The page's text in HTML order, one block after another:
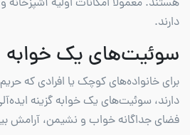
هستند. معمولاً امکانات اولیه
دارند.
سوئیت‌های یک خوابه
برای خانواده‌های کوچک یا افرادی که
دارند، سوئیت‌های یک خوابه گزینه
فضای جداگانه خواب و نشیمن، آرامش